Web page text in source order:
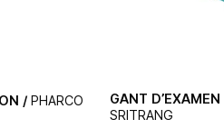
/ PHARCO
GANT
SRITRANG